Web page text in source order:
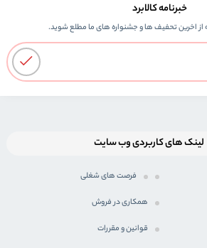
خبرنامه کالابرد
از اخرین تحفیف ها و جشنواره های ما مطلع شوید.
لینک های کاربردی وب سایت
فرصت های شغلی
همکاری در فروش
قوانین و مقررات